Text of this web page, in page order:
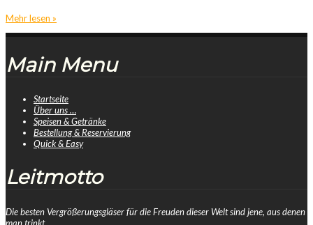
Mehr lesen »
Main Menu
Startseite
Über uns …
Speisen & Getränke
Bestellung & Reservierung
Quick & Easy
Leitmotto
Die besten Vergrößerungsgläser für die Freuden dieser Welt sind jene, aus denen
man trinkt.